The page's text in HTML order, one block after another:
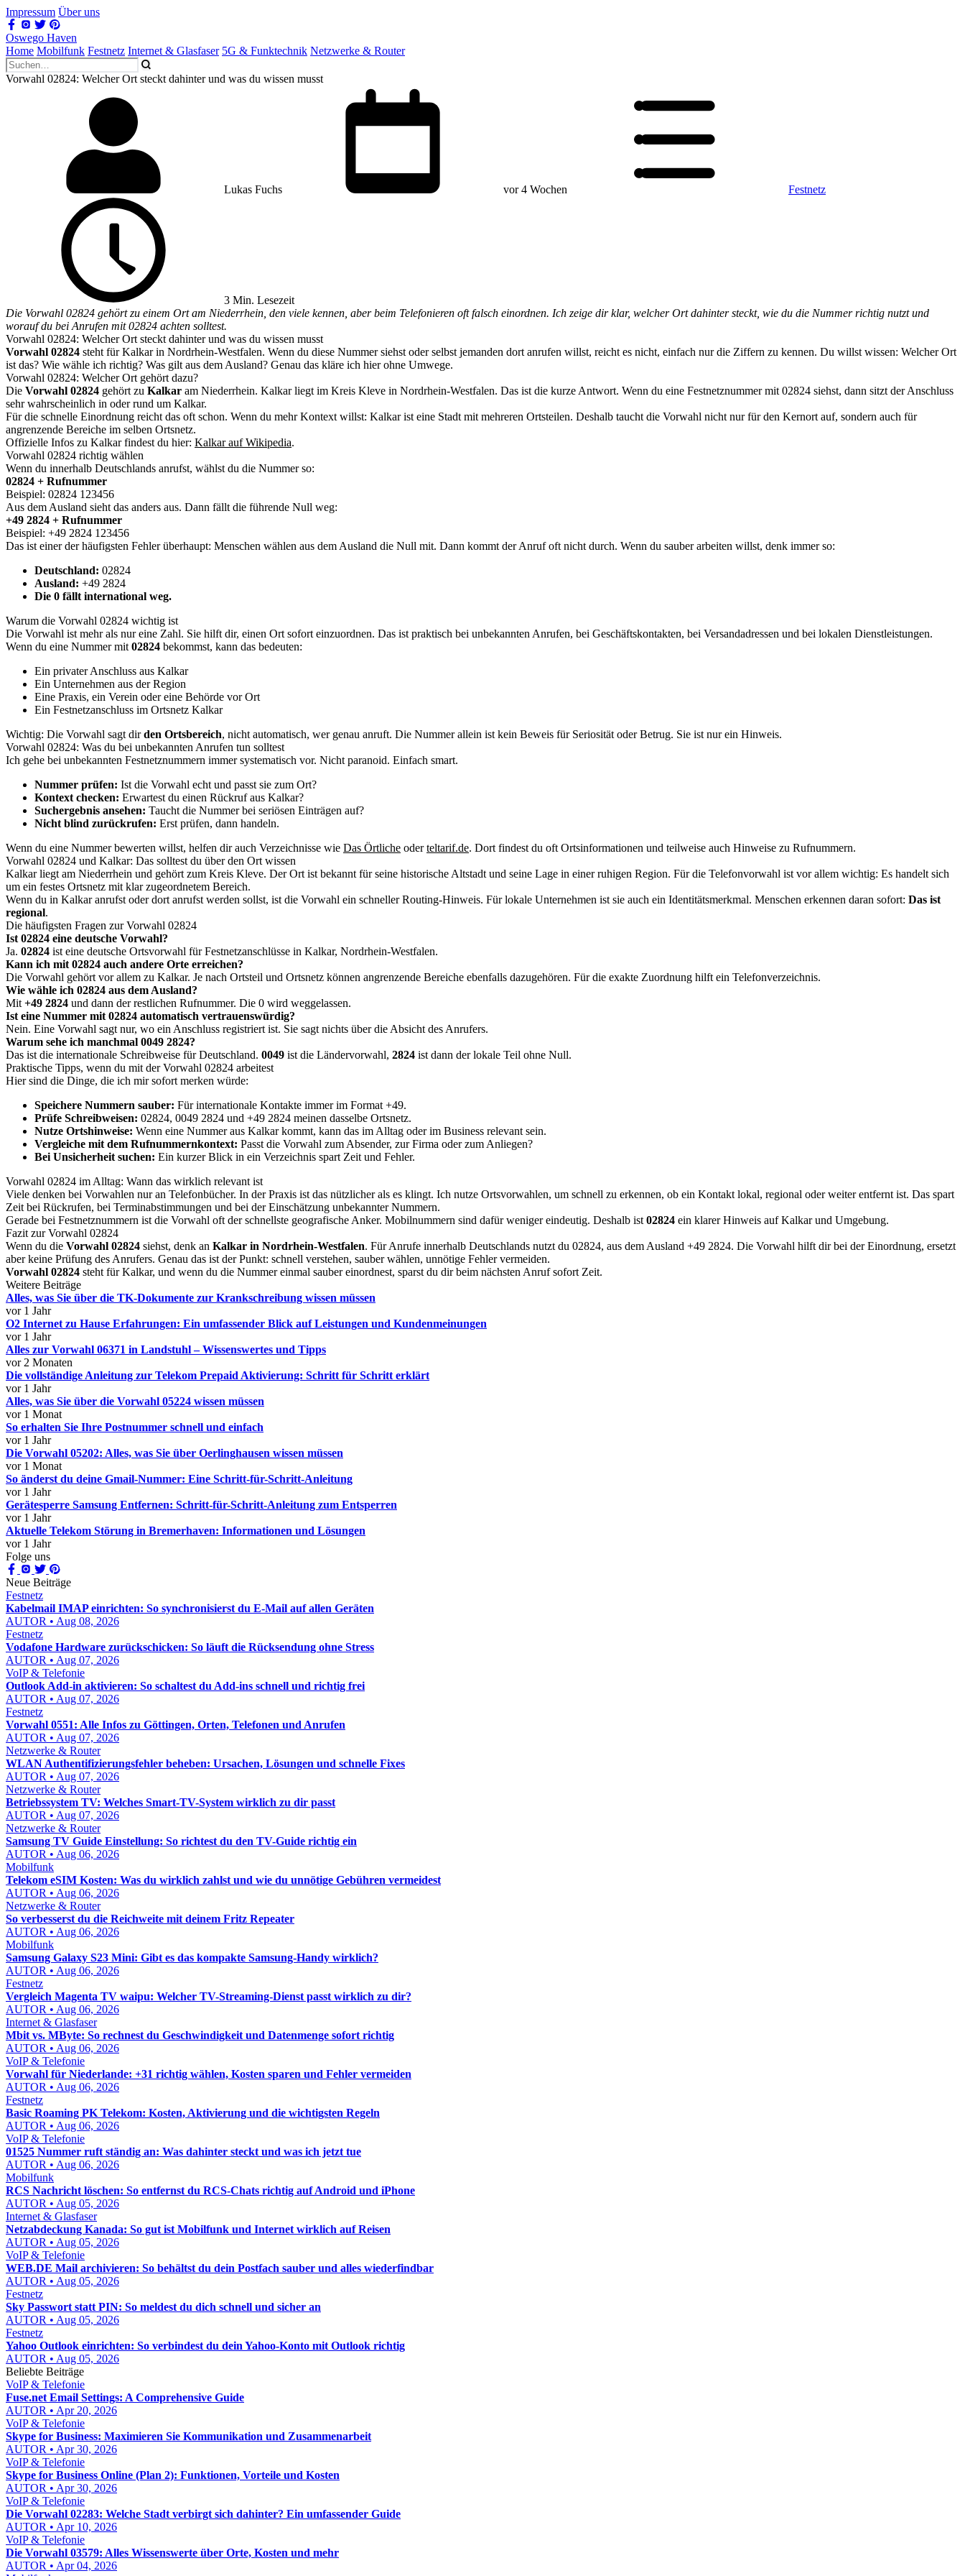
Impressum Über uns
Oswego Haven
Home Mobilfunk Festnetz Internet & Glasfaser 5G & Funktechnik Netzwerke & Router
Vorwahl 02824: Welcher Ort steckt dahinter und was du wissen musst
Lukas Fuchs vor 4 Wochen Festnetz
3 Min. Lesezeit
Die Vorwahl 02824 gehört zu einem Ort am Niederrhein, den viele kennen, aber beim Telefonieren oft falsch einordnen. Ich zeige dir klar, welcher Ort dahinter steckt, wie du die Nummer richtig nutzt und
worauf du bei Anrufen mit 02824 achten solltest.
Vorwahl 02824: Welcher Ort steckt dahinter und was du wissen musst
Vorwahl 02824 steht für Kalkar in Nordrhein-Westfalen. Wenn du diese Nummer siehst oder selbst jemanden dort anrufen willst, reicht es nicht, einfach nur die Ziffern zu kennen. Du willst wissen: Welcher Ort
ist das? Wie wähle ich richtig? Was gilt aus dem Ausland? Genau das kläre ich hier ohne Umwege.
Vorwahl 02824: Welcher Ort gehört dazu?
Die Vorwahl 02824 gehört zu Kalkar am Niederrhein. Kalkar liegt im Kreis Kleve in Nordrhein-Westfalen. Das ist die kurze Antwort. Wenn du eine Festnetznummer mit 02824 siehst, dann sitzt der Anschluss
sehr wahrscheinlich in oder rund um Kalkar.
Für die schnelle Einordnung reicht das oft schon. Wenn du mehr Kontext willst: Kalkar ist eine Stadt mit mehreren Ortsteilen. Deshalb taucht die Vorwahl nicht nur für den Kernort auf, sondern auch für
angrenzende Bereiche im selben Ortsnetz.
Offizielle Infos zu Kalkar findest du hier: Kalkar auf Wikipedia.
Vorwahl 02824 richtig wählen
Wenn du innerhalb Deutschlands anrufst, wählst du die Nummer so:
02824 + Rufnummer
Beispiel: 02824 123456
Aus dem Ausland sieht das anders aus. Dann fällt die führende Null weg:
+49 2824 + Rufnummer
Beispiel: +49 2824 123456
Das ist einer der häufigsten Fehler überhaupt: Menschen wählen aus dem Ausland die Null mit. Dann kommt der Anruf oft nicht durch. Wenn du sauber arbeiten willst, denk immer so:
Deutschland: 02824
Ausland: +49 2824
Die 0 fällt international weg.
Warum die Vorwahl 02824 wichtig ist
Die Vorwahl ist mehr als nur eine Zahl. Sie hilft dir, einen Ort sofort einzuordnen. Das ist praktisch bei unbekannten Anrufen, bei Geschäftskontakten, bei Versandadressen und bei lokalen Dienstleistungen.
Wenn du eine Nummer mit 02824 bekommst, kann das bedeuten:
Ein privater Anschluss aus Kalkar
Ein Unternehmen aus der Region
Eine Praxis, ein Verein oder eine Behörde vor Ort
Ein Festnetzanschluss im Ortsnetz Kalkar
Wichtig: Die Vorwahl sagt dirden Ortsbereich, nicht automatisch, wer genau anruft. Die Nummer allein ist kein Beweis für Seriosität oder Betrug. Sie ist nur ein Hinweis.
Vorwahl 02824: Was du bei unbekannten Anrufen tun solltest
Ich gehe bei unbekannten Festnetznummern immer systematisch vor. Nicht paranoid. Einfach smart.
Nummer prüfen: Ist die Vorwahl echt und passt sie zum Ort?
Kontext checken: Erwartest du einen Rückruf aus Kalkar?
Suchergebnis ansehen: Taucht die Nummer bei seriösen Einträgen auf?
Nicht blind zurückrufen: Erst prüfen, dann handeln.
Wenn du eine Nummer bewerten willst, helfen dir auch Verzeichnisse wie Das Örtliche oderteltarif.de. Dort findest du oft Ortsinformationen und teilweise auch Hinweise zu Rufnummern.
Vorwahl 02824 und Kalkar: Das solltest du über den Ort wissen
Kalkar liegt am Niederrhein und gehört zum Kreis Kleve. Der Ort ist bekannt für seine historische Altstadt und seine Lage in einer ruhigen Region. Für die Telefonvorwahl ist vor allem wichtig: Es handelt sich
um ein festes Ortsnetz mit klar zugeordnetem Bereich.
Wenn du in Kalkar anrufst oder dort anrufst werden sollst, ist die Vorwahl ein schneller Routing-Hinweis. Für lokale Unternehmen ist sie auch ein Identitätsmerkmal. Menschen erkennen daran sofort: Das ist
regional.
Die häufigsten Fragen zur Vorwahl 02824
Ist 02824 eine deutsche Vorwahl?
Ja. 02824 ist eine deutsche Ortsvorwahl für Festnetzanschlüsse in Kalkar, Nordrhein-Westfalen.
Kann ich mit 02824 auch andere Orte erreichen?
Die Vorwahl gehört vor allem zu Kalkar. Je nach Ortsteil und Ortsnetz können angrenzende Bereiche ebenfalls dazugehören. Für die exakte Zuordnung hilft ein Telefonverzeichnis.
Wie wähle ich 02824 aus dem Ausland?
Mit +49 2824 und dann der restlichen Rufnummer. Die 0 wird weggelassen.
Ist eine Nummer mit 02824 automatisch vertrauenswürdig?
Nein. Eine Vorwahl sagt nur, wo ein Anschluss registriert ist. Sie sagt nichts über die Absicht des Anrufers.
Warum sehe ich manchmal 0049 2824?
Das ist die internationale Schreibweise für Deutschland. 0049 ist die Ländervorwahl, 2824 ist dann der lokale Teil ohne Null.
Praktische Tipps, wenn du mit der Vorwahl 02824 arbeitest
Hier sind die Dinge, die ich mir sofort merken würde:
Speichere Nummern sauber: Für internationale Kontakte immer im Format +49.
Prüfe Schreibweisen: 02824, 0049 2824 und +49 2824 meinen dasselbe Ortsnetz.
Nutze Ortshinweise: Wenn eine Nummer aus Kalkar kommt, kann das im Alltag oder im Business relevant sein.
Vergleiche mit dem Rufnummernkontext: Passt die Vorwahl zum Absender, zur Firma oder zum Anliegen?
Bei Unsicherheit suchen: Ein kurzer Blick in ein Verzeichnis spart Zeit und Fehler.
Vorwahl 02824 im Alltag: Wann das wirklich relevant ist
Viele denken bei Vorwahlen nur an Telefonbücher. In der Praxis ist das nützlicher als es klingt. Ich nutze Ortsvorwahlen, um schnell zu erkennen, ob ein Kontakt lokal, regional oder weiter entfernt ist. Das spart
Zeit bei Rückrufen, bei Terminabstimmungen und bei der Einschätzung unbekannter Nummern.
Gerade bei Festnetznummern ist die Vorwahl oft der schnellste geografische Anker. Mobilnummern sind dafür weniger eindeutig. Deshalb ist 02824 ein klarer Hinweis auf Kalkar und Umgebung.
Fazit zur Vorwahl 02824
Wenn du die Vorwahl 02824 siehst, denk an Kalkar in Nordrhein-Westfalen. Für Anrufe innerhalb Deutschlands nutzt du 02824, aus dem Ausland +49 2824. Die Vorwahl hilft dir bei der Einordnung, ersetzt
aber keine Prüfung des Anrufers. Genau das ist der Punkt: schnell verstehen, sauber wählen, unnötige Fehler vermeiden.
Vorwahl 02824 steht für Kalkar, und wenn du die Nummer einmal sauber einordnest, sparst du dir beim nächsten Anruf sofort Zeit.
Weitere Beiträge
Alles, was Sie über die TK-Dokumente zur Krankschreibung wissen müssen
vor 1 Jahr
O2 Internet zu Hause Erfahrungen: Ein umfassender Blick auf Leistungen und Kundenmeinungen
vor 1 Jahr
Alles zur Vorwahl 06371 in Landstuhl – Wissenswertes und Tipps
vor 2 Monaten
Die vollständige Anleitung zur Telekom Prepaid Aktivierung: Schritt für Schritt erklärt
vor 1 Jahr
Alles, was Sie über die Vorwahl 05224 wissen müssen
vor 1 Monat
So erhalten Sie Ihre Postnummer schnell und einfach
vor 1 Jahr
Die Vorwahl 05202: Alles, was Sie über Oerlinghausen wissen müssen
vor 1 Monat
So änderst du deine Gmail-Nummer: Eine Schritt-für-Schritt-Anleitung
vor 1 Jahr
Gerätesperre Samsung Entfernen: Schritt-für-Schritt-Anleitung zum Entsperren
vor 1 Jahr
Aktuelle Telekom Störung in Bremerhaven: Informationen und Lösungen
vor 1 Jahr
Folge uns
Neue Beiträge
Festnetz
Kabelmail IMAP einrichten: So synchronisierst du E-Mail auf allen Geräten
AUTOR • Aug 08, 2026
Festnetz
Vodafone Hardware zurückschicken: So läuft die Rücksendung ohne Stress
AUTOR • Aug 07, 2026
VoIP & Telefonie
Outlook Add-in aktivieren: So schaltest du Add-ins schnell und richtig frei
AUTOR • Aug 07, 2026
Festnetz
Vorwahl 0551: Alle Infos zu Göttingen, Orten, Telefonen und Anrufen
AUTOR • Aug 07, 2026
Netzwerke & Router
WLAN Authentifizierungsfehler beheben: Ursachen, Lösungen und schnelle Fixes
AUTOR • Aug 07, 2026
Netzwerke & Router
Betriebssystem TV: Welches Smart-TV-System wirklich zu dir passt
AUTOR • Aug 07, 2026
Netzwerke & Router
Samsung TV Guide Einstellung: So richtest du den TV-Guide richtig ein
AUTOR • Aug 06, 2026
Mobilfunk
Telekom eSIM Kosten: Was du wirklich zahlst und wie du unnötige Gebühren vermeidest
AUTOR • Aug 06, 2026
Netzwerke & Router
So verbesserst du die Reichweite mit deinem Fritz Repeater
AUTOR • Aug 06, 2026
Mobilfunk
Samsung Galaxy S23 Mini: Gibt es das kompakte Samsung-Handy wirklich?
AUTOR • Aug 06, 2026
Festnetz
Vergleich Magenta TV waipu: Welcher TV-Streaming-Dienst passt wirklich zu dir?
AUTOR • Aug 06, 2026
Internet & Glasfaser
Mbit vs. MByte: So rechnest du Geschwindigkeit und Datenmenge sofort richtig
AUTOR • Aug 06, 2026
VoIP & Telefonie
Vorwahl für Niederlande: +31 richtig wählen, Kosten sparen und Fehler vermeiden
AUTOR • Aug 06, 2026
Festnetz
Basic Roaming PK Telekom: Kosten, Aktivierung und die wichtigsten Regeln
AUTOR • Aug 06, 2026
VoIP & Telefonie
01525 Nummer ruft ständig an: Was dahinter steckt und was ich jetzt tue
AUTOR • Aug 06, 2026
Mobilfunk
RCS Nachricht löschen: So entfernst du RCS-Chats richtig auf Android und iPhone
AUTOR • Aug 05, 2026
Internet & Glasfaser
Netzabdeckung Kanada: So gut ist Mobilfunk und Internet wirklich auf Reisen
AUTOR • Aug 05, 2026
VoIP & Telefonie
WEB.DE Mail archivieren: So behältst du dein Postfach sauber und alles wiederfindbar
AUTOR • Aug 05, 2026
Festnetz
Sky Passwort statt PIN: So meldest du dich schnell und sicher an
AUTOR • Aug 05, 2026
Festnetz
Yahoo Outlook einrichten: So verbindest du dein Yahoo-Konto mit Outlook richtig
AUTOR • Aug 05, 2026
Beliebte Beiträge
VoIP & Telefonie
Fuse.net Email Settings: A Comprehensive Guide
AUTOR • Apr 20, 2026
VoIP & Telefonie
Skype for Business: Maximieren Sie Kommunikation und Zusammenarbeit
AUTOR • Apr 30, 2026
VoIP & Telefonie
Skype for Business Online (Plan 2): Funktionen, Vorteile und Kosten
AUTOR • Apr 30, 2026
VoIP & Telefonie
Die Vorwahl 02283: Welche Stadt verbirgt sich dahinter? Ein umfassender Guide
AUTOR • Apr 10, 2026
VoIP & Telefonie
Die Vorwahl 03579: Alles Wissenswerte über Orte, Kosten und mehr
AUTOR • Apr 04, 2026